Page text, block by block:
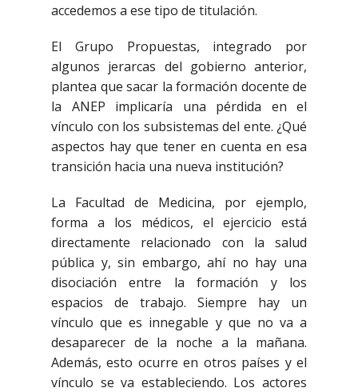
accedemos a ese tipo de titulación.
El Grupo Propuestas, integrado por
algunos jerarcas del gobierno anterior,
plantea que sacar la formación docente de
la ANEP implicaría una pérdida en el
vínculo con los subsistemas del ente. ¿Qué
aspectos hay que tener en cuenta en esa
transición hacia una nueva institución?
La Facultad de Medicina, por ejemplo,
forma a los médicos, el ejercicio está
directamente relacionado con la salud
pública y, sin embargo, ahí no hay una
disociación entre la formación y los
espacios de trabajo. Siempre hay un
vínculo que es innegable y que no va a
desaparecer de la noche a la mañana.
Además, esto ocurre en otros países y el
vínculo se va estableciendo. Los actores